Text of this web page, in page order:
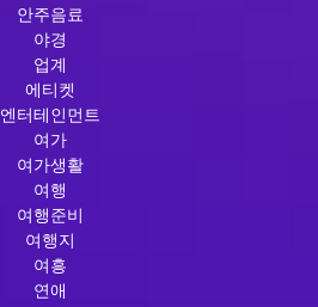
안주음료
야경
업계
에티켓
엔터테인먼트
여가
여가생활
여행
여행준비
여행지
여흥
연애